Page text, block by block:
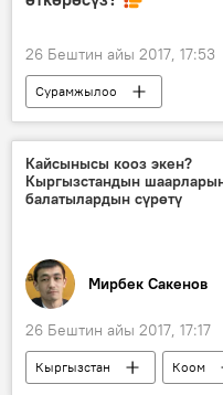
Нурсултан Назарбаев
26 Бештин айы 2017, 17:53
Сурамжылоо
Кайсынысы кооз экен?
Кыргызстандын
балатылардын сүрөтү
Мирбек Сакенов
26 Бештин айы 2017, 17:17
Кыргызстан Коом